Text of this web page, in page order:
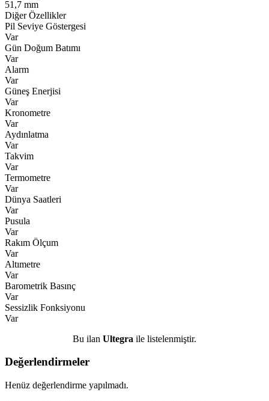
51,7 mm
Diğer Özellikler
Pil Seviye Göstergesi
Var
Gün Doğum Batımı
Var
Alarm
Var
Güneş Enerjisi
Var
Kronometre
Var
Aydınlatma
Var
Takvim
Var
Termometre
Var
Dünya Saatleri
Var
Pusula
Var
Rakım Ölçum
Var
Altımetre
Var
Barometrik Basınç
Var
Sessizlik Fonksiyonu
Var
Bu ilan Ultegra ile listelenmiştir.
Değerlendirmeler
Henüz değerlendirme yapılmadı.